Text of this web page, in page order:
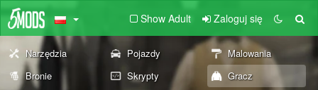
Show Adult Zaloguj się
Narzędzia Pojazdy
Malowania
Bronie
Skrypty
Gracz